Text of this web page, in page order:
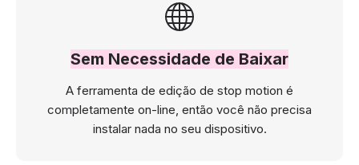
Sem Necessidade de Baixar
A ferramenta de edição de stop motion é
completamente on-line, então você não precisa
instalar nada no seu dispositivo.